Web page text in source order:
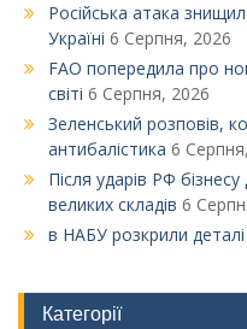
Російська атака
Україні 6 Серпня, 2026
FAO попередила про
світі 6 Серпня, 2026
Зеленський розповів,
антибалістика 6
Після ударів РФ
великих складів 6
в НАБУ розкрили
Категорії